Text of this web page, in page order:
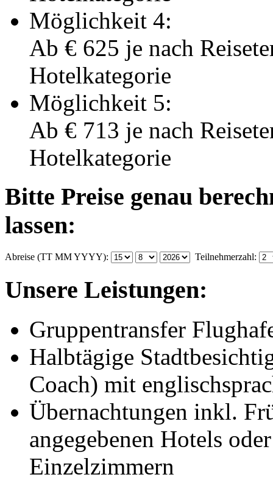
Möglichkeit 4:
Ab € 625 je nach
Hotelkategorie
Möglichkeit 5:
Ab € 713 je nach
Hotelkategorie
Bitte Preise genau
lassen:
Abreise (TT MM YYYY): Teilnehmerzahl:
Unsere Leistungen:
Gruppentransfer
Halbtägige
Coach) mit
Übernachtungen inkl.
angegebenen Hotels
Einzelzimmern